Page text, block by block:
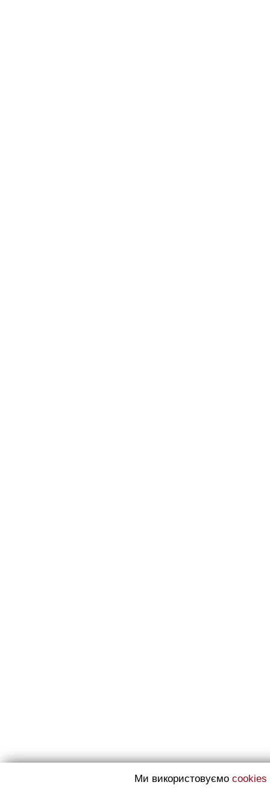
Ми використовуємо cookies